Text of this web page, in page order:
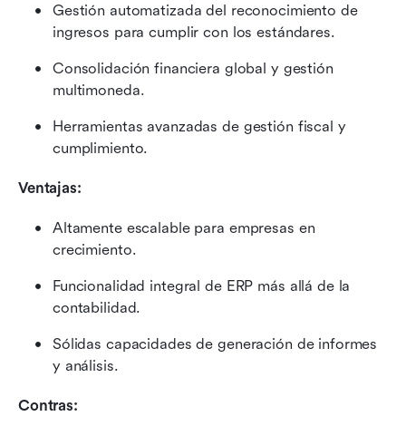
Gestión automatizada del reconocimiento de
ingresos para cumplir con los estándares.
Consolidación financiera global y gestión
multimoneda.
Herramientas avanzadas de gestión fiscal y
cumplimiento.
Ventajas:
Altamente escalable para empresas en
crecimiento.
Funcionalidad integral de ERP más allá de la
contabilidad.
Sólidas capacidades de generación de informes
y análisis.
Contras: